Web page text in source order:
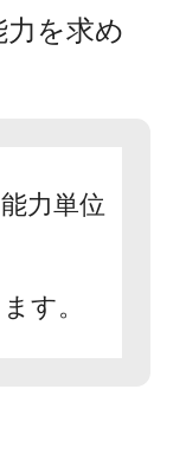
力を求め
力単位
す。